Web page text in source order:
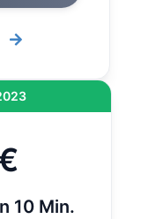
10 Min.